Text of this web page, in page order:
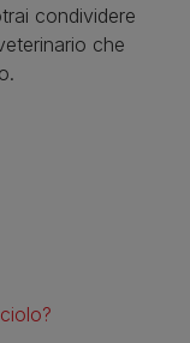
condividere
che